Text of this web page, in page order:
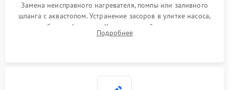
Замена неисправного нагревателя, помпы или заливного
шланга с аквастопом. Устранение засоров в улитке насоса,
патрубках и фильтрах. Компонентный ремонт платы
управления, восстановление поврежденной проводки.
Подробнее